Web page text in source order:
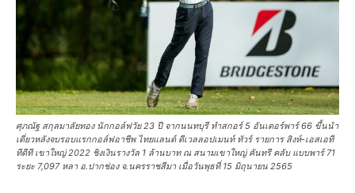
ศุภณัฐ สกุลมาลัยทอง นักกอล์ฟวัย 23 ปี จากนนทบุรี ทำสกอร์ 5 อันเดอร์พาร์ 66 ขึ้นนำ
เดี่ยวหลังจบรอบแรกกอล์ฟอาชีพ ไทยแลนด์ ดีเวลลอปเมนท์ ทัวร์ รายการ สิงห์-เอสเอที
ทีดีที เขาใหญ่ 2022 ชิงเงินรางวัล 1 ล้านบาท ณ สนามเขาใหญ่ คันทรี คลับ แบบพาร์ 71
ระยะ 7,097 หลา อ.ปากช่อง จ.นครราชสีมา เมื่อวันพุธที่ 15 มิถุนายน 2565